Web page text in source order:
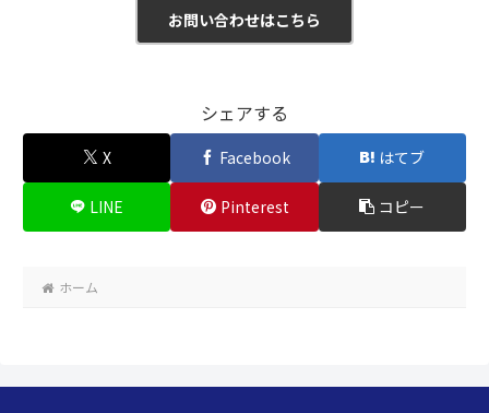
お問い合わせはこちら
シェアする
X Facebook はてブ
LINE Pinterest コピー
ホーム